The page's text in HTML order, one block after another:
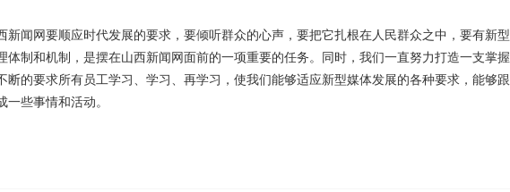
闻网要顺应时代发展的要求，要倾听群众的心声，要把它扎根在人民群众之中，要有新
体制和机制，是摆在山西新闻网面前的一项重要的任务。同时，我们一直努力打造一支掌
断的要求所有员工学习、学习、再学习，使我们能够适应新型媒体发展的各种要求，能够
一些事情和活动。